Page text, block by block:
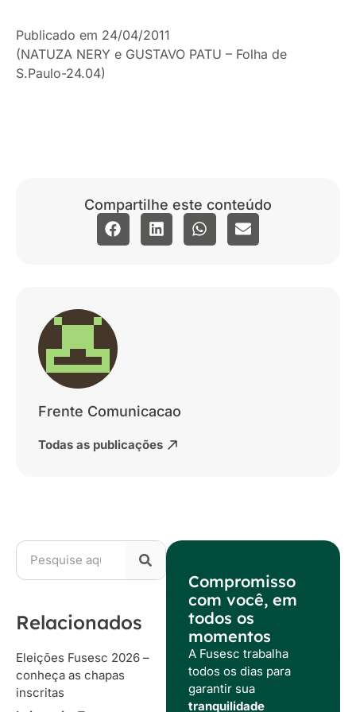
Publicado em 24/04/2011
(NATUZA NERY e GUSTAVO PATU – Folha de
S.Paulo-24.04)
Compartilhe este conteúdo
Frente Comunicacao
Todas as publicações
Relacionados
Eleições Fusesc 2026 –
conheça as chapas
inscritas
Compromisso
com você, em
todos os
momentos
A Fusesc trabalha
todos os dias para
garantir sua
tranquilidade